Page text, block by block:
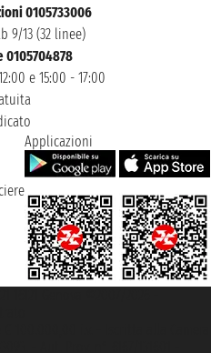
0105733006
9/13 (32 linee)
e 15:00 - 17:00
Applicazioni